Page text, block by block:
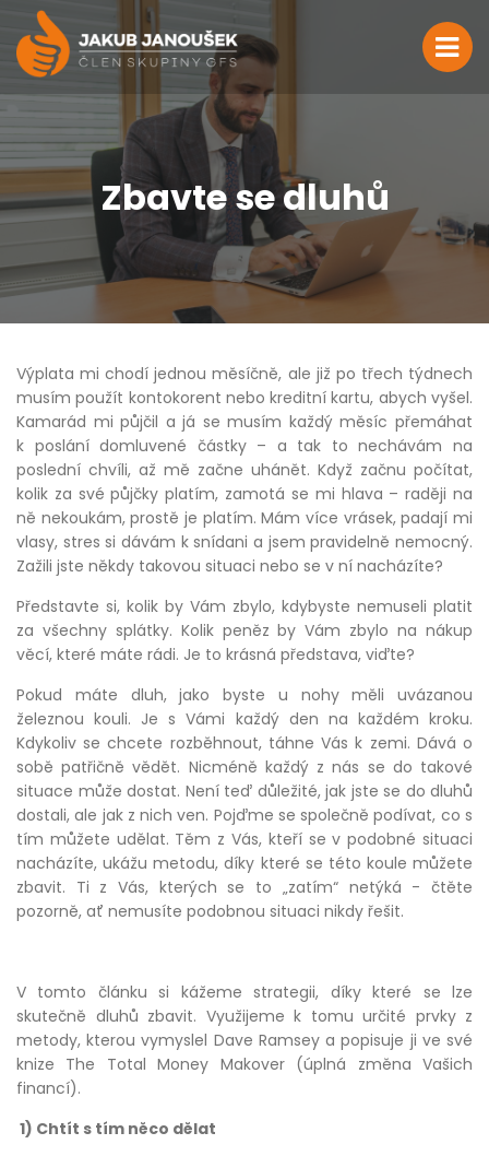
Zbavte se dluhů
Výplata mi chodí jednou měsíčně, ale již po třech týdnech
musím použít kontokorent nebo kreditní kartu, abych vyšel.
Kamarád mi půjčil a já se musím každý měsíc přemáhat
k poslání domluvené částky – a tak to nechávám na
poslední chvíli, až mě začne uhánět. Když začnu počítat,
kolik za své půjčky platím, zamotá se mi hlava – raději na
ně nekoukám, prostě je platím. Mám více vrásek, padají mi
vlasy, stres si dávám k snídani a jsem pravidelně nemocný.
Zažili jste někdy takovou situaci nebo se v ní nacházíte?
Představte si, kolik by Vám zbylo, kdybyste nemuseli platit
za všechny splátky. Kolik peněz by Vám zbylo na nákup
věcí, které máte rádi. Je to krásná představa, viďte?
Pokud máte dluh, jako byste u nohy měli uvázanou
železnou kouli. Je s Vámi každý den na každém kroku.
Kdykoliv se chcete rozběhnout, táhne Vás k zemi. Dává o
sobě patřičně vědět. Nicméně každý z nás se do takové
situace může dostat. Není teď důležité, jak jste se do dluhů
dostali, ale jak z nich ven. Pojďme se společně podívat, co s
tím můžete udělat. Těm z Vás, kteří se v podobné situaci
nacházíte, ukážu metodu, díky které se této koule můžete
zbavit. Ti z Vás, kterých se to „zatím“ netýká - čtěte
pozorně, ať nemusíte podobnou situaci nikdy řešit.
V tomto článku si kážeme strategii, díky které se lze
skutečně dluhů zbavit. Využijeme k tomu určité prvky z
metody, kterou vymyslel Dave Ramsey a popisuje ji ve své
knize The Total Money Makover (úplná změna Vašich
financí).
1) Chtít s tím něco dělat